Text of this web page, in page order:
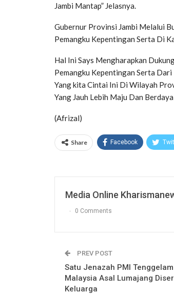
Jambi Mantap” Jelasnya.
Gubernur Provinsi Jambi Melalui
Pemangku Kepentingan Serta Di
Hal Ini Says Mengharapkan
Pemangku Kepentingan Serta
Yang kita Cintai Ini Di Wilayah
Yang Jauh Lebih Maju Dan
(Afrizal)
Share Facebook
Media Online
0 Comments
PREV POST
Satu Jenazah PMI
Malaysia Asal Lumajang
Keluarga